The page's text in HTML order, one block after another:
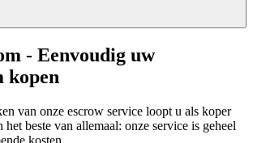
- Eenvoudig uw
kopen
van onze escrow service loopt u als koper
het beste van allemaal: onze service is geheel
kosten.